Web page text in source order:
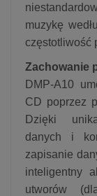
muzykę
częstotliwość
Zachowanie
DMP-A10
CD poprzez
Dzięki
danych i
zapisanie
inteligentny
utworów